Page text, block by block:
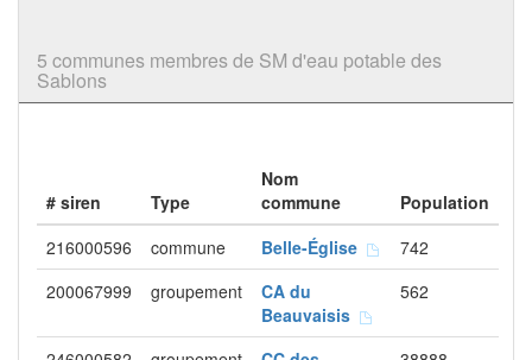
5 communes membres de SM d'eau potable des
Sablons
# siren Type
Nom
commune
Population
216000596
commune Belle-Église
742
200067999
groupement
CA du
Beauvaisis
562